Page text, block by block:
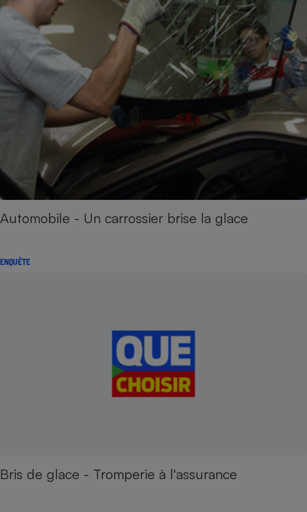
Automobile - Un carrossier brise la glace
ENQUÊTE
Bris de glace - Tromperie à l'assurance